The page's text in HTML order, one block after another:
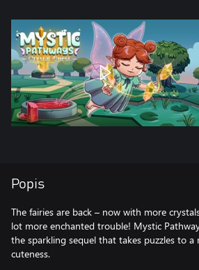
Popis
The fairies are back – now with more
lot more enchanted trouble! Mystic
the sparkling sequel that takes puzzles to a
cuteness.